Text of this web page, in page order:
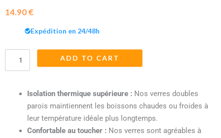
14.90€
Expédition en 24/48h
Saucière
quantity
ADD TO CART
Isolation thermique supérieure : Nos verres doubles
parois maintiennent les boissons chaudes ou froides à
leur température idéale plus longtemps.
Confortable au toucher : Nos verres sont agréables à